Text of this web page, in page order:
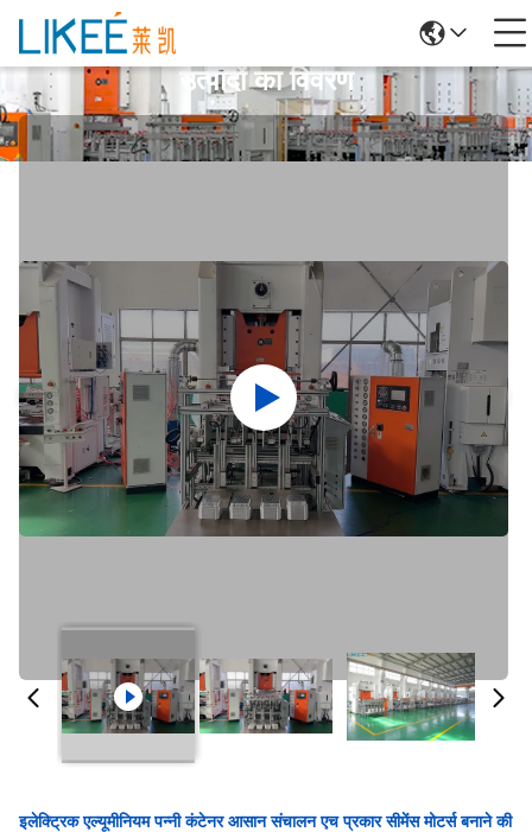
उत्पादों का विवरण
इलेक्ट्रिक एल्यूमीनियम पन्नी कंटेनर आसान संचालन एच प्रकार सीमेंस मोटर्स बनाने की